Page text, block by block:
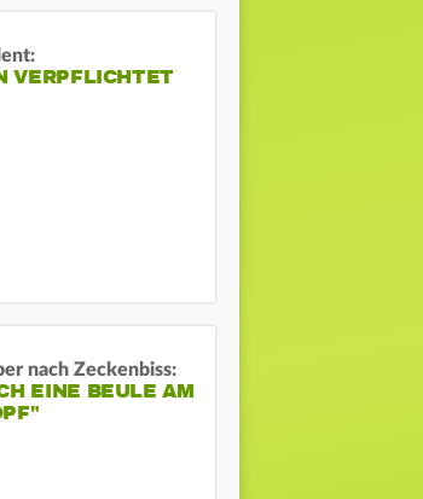
VERPFLICHTET
nach Zeckenbiss:
EINE BEULE AM